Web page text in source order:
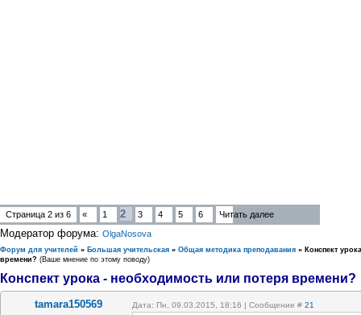
Страница 2 из 6 « 1 2 3 4 5 6 Читать далее
Модератор форума: OlgaNosova
Форум для учителей » Большая учительская » Общая методика преподавания » Конспект
времени? (Ваше мнение по этому поводу)
Конспект урока - необходимость или потеря времени?
tamara150569 Дата: Пн, 09.03.2015, 18:16 | Сообщение # 21